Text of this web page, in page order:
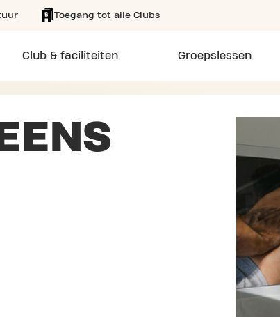
Toegang tot alle Clubs
Club & faciliteiten Groepslessen